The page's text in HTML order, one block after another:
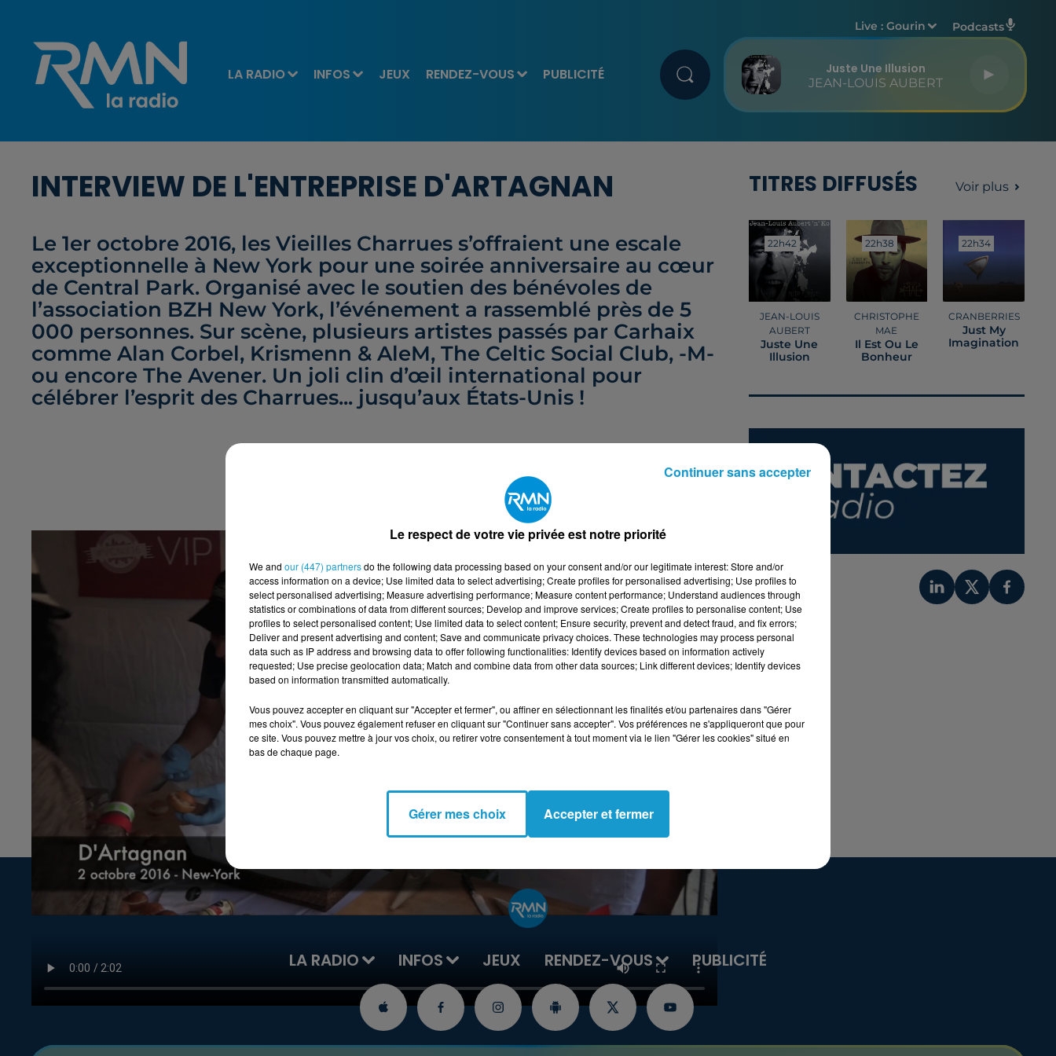
LA RADIO INFOS JEUX RENDEZ-VOUS PUBLICITÉ
Live :Gourin Podcasts
Juste Une Illusion
JEAN-LOUIS AUBERT
INTERVIEW DE L'ENTREPRISE D'ARTAGNAN
Le 1er octobre 2016, les Vieilles Charrues s’offraient une escale
exceptionnelle à New York pour une soirée anniversaire au cœur
de Central Park. Organisé avec le soutien des bénévoles de
l’association BZH New York, l’événement a rassemblé près de 5
000 personnes. Sur scène, plusieurs artistes passés par Carhaix
comme Alan Corbel, Krismenn & AleM, The Celtic Social Club, -M-
ou encore The Avener. Un joli clin d’œil international pour
célébrer l’esprit des Charrues... jusqu’aux États-Unis !
TITRES DIFFUSÉS Voir plus
22h42
22h42
JEAN-LOUIS
AUBERT
Juste Une
Illusion
22h38
22h38
CHRISTOPHE
MAE
Il Est Ou Le
Bonheur
22h34
22h34
CRANBERRIES
Just My
Imagination
LA RADIO INFOS JEUX RENDEZ-VOUS PUBLICITÉ
Le respect de votre vie privée est notre priorité
We and our (447) partnersdo the following data processing based on your consent and/or our legitimate interest: Store and/or
access information on a device; Use limited data to select advertising; Create profiles for personalised advertising; Use profiles to
select personalised advertising; Measure advertising performance; Measure content performance; Understand audiences through
statistics or combinations of data from different sources; Develop and improve services; Create profiles to personalise content; Use
profiles to select personalised content; Use limited data to select content; Ensure security, prevent and detect fraud, and fix errors;
Deliver and present advertising and content; Save and communicate privacy choices. These technologies may process personal
data such as IP address and browsing data to offer following functionalities: Identify devices based on information actively
requested; Use precise geolocation data; Match and combine data from other data sources; Link different devices; Identify devices
based on information transmitted automatically.
Vous pouvez accepter en cliquant sur "Accepter et fermer", ou affiner en sélectionnant les finalités et/ou partenaires dans "Gérer
mes choix". Vous pouvez également refuser en cliquant sur "Continuer sans accepter". Vos préférences ne s'appliqueront que pour
ce site. Vous pouvez mettre à jour vos choix, ou retirer votre consentement à tout moment via le lien "Gérer les cookies" situé en
bas de chaque page.
Gérer mes choix Accepter et fermer
Continuer sans accepter